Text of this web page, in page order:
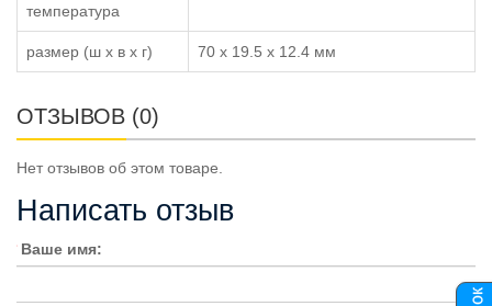
температура
размер (ш x в x г) 70 x 19.5 x 12.4 мм
ОТЗЫВОВ (0)
Нет отзывов об этом товаре.
Написать отзыв
Ваше имя: